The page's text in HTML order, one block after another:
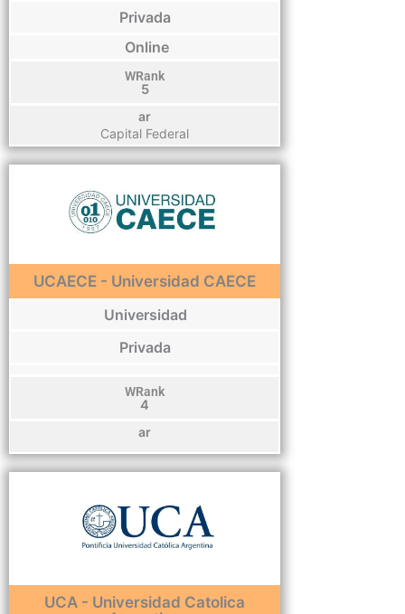
Privada
Online
WRank
5
ar
Capital Federal
UCAECE - Universidad CAECE
Universidad
Privada
WRank
4
ar
UCA - Universidad Catolica